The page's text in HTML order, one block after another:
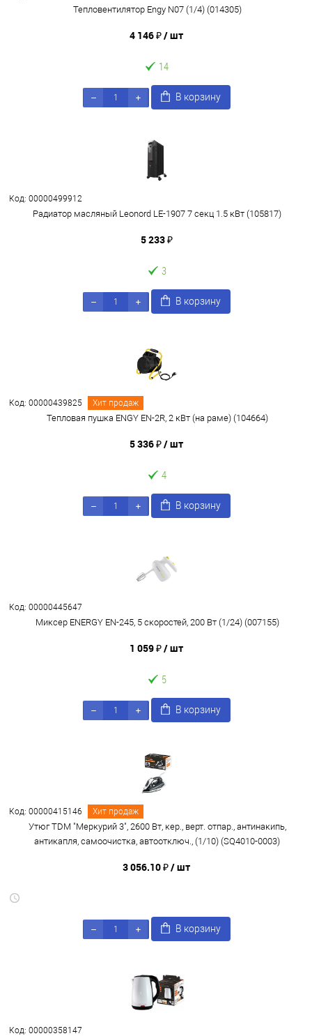
Тепловентилятор Engy N07 (1/4) (014305)
4 146 ₽/ шт
14
В корзину
Код: 00000499912
Радиатор масляный Leonord LE-1907 7 секц 1.5 кВт (105817)
5 233 ₽
3
В корзину
Код: 00000439825 Хит продаж
Тепловая пушка ENGY EN-2R, 2 кВт (на раме) (104664)
5 336 ₽/ шт
4
В корзину
Код: 00000445647
Миксер ENERGY EN-245, 5 скоростей, 200 Вт (1/24) (007155)
1 059 ₽/ шт
5
В корзину
Код: 00000415146 Хит продаж
Утюг TDM "Меркурий 3", 2600 Вт, кер., верт. отпар., антинакипь,
антикапля, самоочистка, автоотключ., (1/10) (SQ4010-0003)
3 056.10 ₽/ шт
В корзину
Код: 00000358147